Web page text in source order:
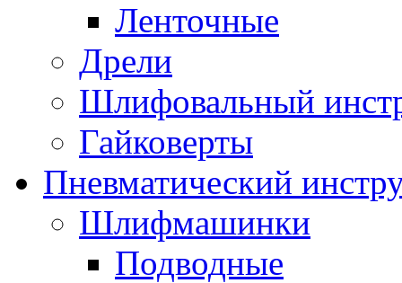
Ленточные
Дрели
Шлифовальный
Гайковерты
Пневматический
Шлифмашинки
Подводные